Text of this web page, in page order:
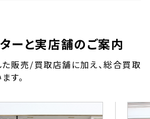
ーと実店舗のご案内
た販売/買取店舗に加え、総合買取
す。